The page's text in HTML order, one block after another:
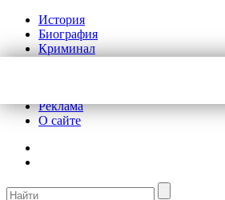
История
Биография
Криминал
Реклама
О сайте